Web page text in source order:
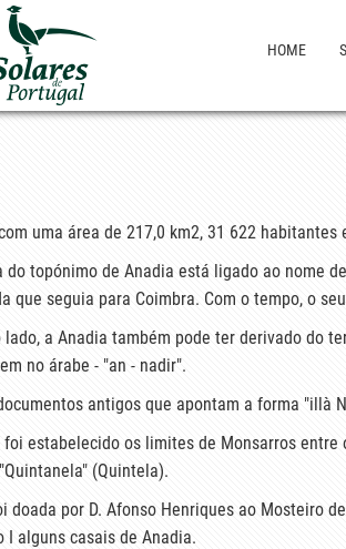
HOME
uma área de 217,0 km2, 31 622
do topónimo de Anadia está ligado ao nome
que seguia para Coimbra. Com o tempo, o
lado, a Anadia também pode ter derivado do
no árabe - "an - nadir".
antigos que apontam a forma "illà
foi estabelecido os limites de Monsarros
(Quintela).
doada por D. Afonso Henriques ao Mosteiro
I alguns casais de Anadia.